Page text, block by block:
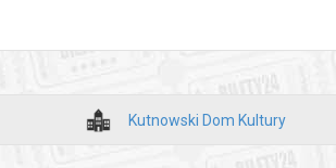
Kutnowski Dom Kultury